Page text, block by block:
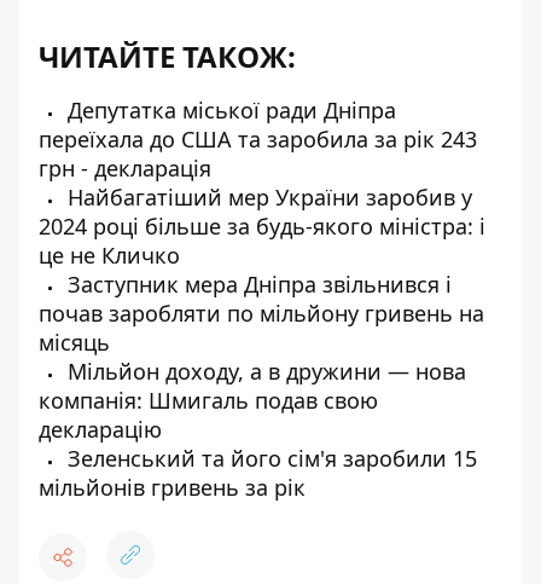
ЧИТАЙТЕ ТАКОЖ:
Депутатка міської ради Дніпра
переїхала до США та заробила за рік 243
грн - декларація
Найбагатіший мер України заробив у
2024 році більше за будь-якого міністра: і
це не Кличко
Заступник мера Дніпра звільнився і
почав заробляти по мільйону гривень на
місяць
Мільйон доходу, а в дружини — нова
компанія: Шмигаль подав свою
декларацію
Зеленський та його сім'я заробили 15
мільйонів гривень за рік